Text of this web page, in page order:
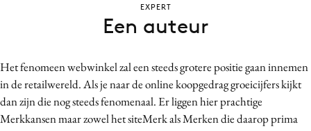
Contentmarketing
Craft
Customer Experience
Het fenomeen webwinkel zal een steeds grotere positie gaan innemen
in de retailwereld. Als je naar de online koopgedrag groeicijfers kijkt
dan zijn die nog steeds fenomenaal. Er liggen hier prachtige
Merkkansen maar zowel het siteMerk als Merken die daarop prima
EXPERT
Een auteur